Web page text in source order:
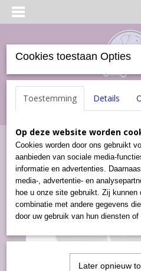
Inloggen Registreren
Home >Snacks>Jerkey Strip
Cookies toestaan Opties
Toestemming Details
Op deze website worden
Cookies worden door ons gebruikt
aanbieden van sociale media-
informatie en advertenties.
media-, advertentie- en
hoe u onze site gebruikt. Zij
combinatie met andere gegevens
door uw gebruik van hun diensten
Later opnieuw